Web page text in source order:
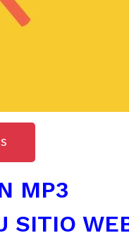
MP3
SITIO